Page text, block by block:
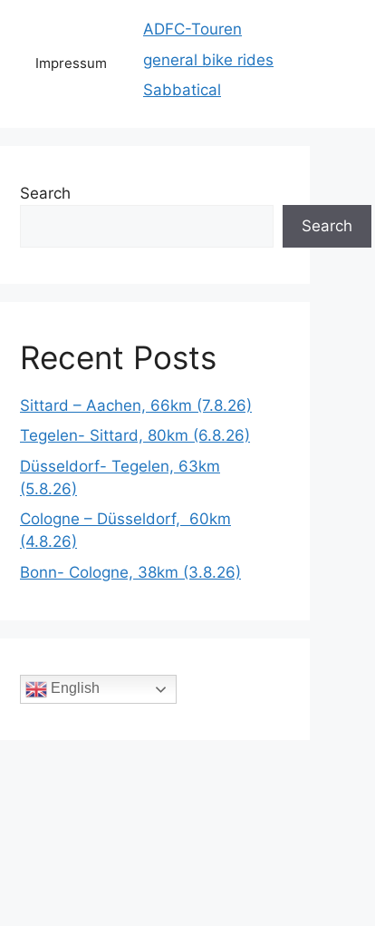
Impressum
ADFC-Touren
general bike rides
Sabbatical
Search
Search
Recent Posts
Sittard – Aachen, 66km (7.8.26)
Tegelen- Sittard, 80km (6.8.26)
Düsseldorf- Tegelen, 63km
(5.8.26)
Cologne – Düsseldorf, 60km
(4.8.26)
Bonn- Cologne, 38km (3.8.26)
English